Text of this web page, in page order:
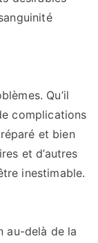
Qu’il
complications
et bien
et d’autres
inestimable.
au-delà de la